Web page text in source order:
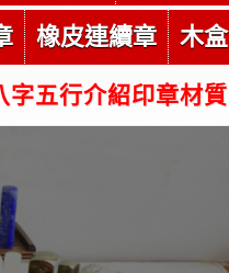
橡皮連續章 木盒
字五行介紹印章材質